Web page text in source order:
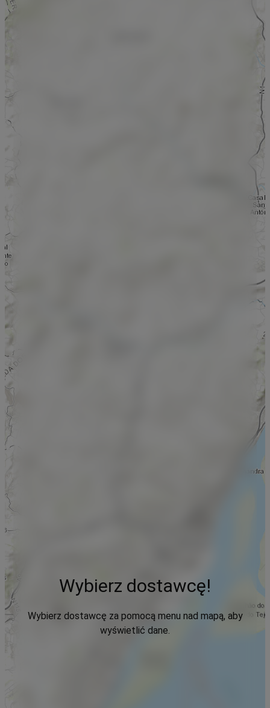
Wybierz dostawcę!
Wybierz dostawcę za pomocą menu nad mapą, aby
wyświetlić dane.